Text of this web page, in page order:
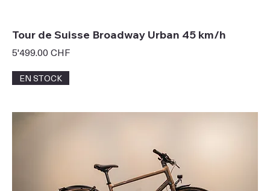
Tour de Suisse Broadway Urban 45 km/h
Prix
5'499.00 CHF
EN STOCK